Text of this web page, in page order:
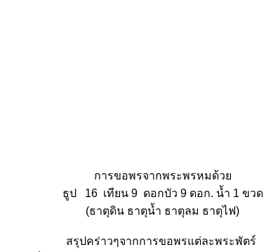
การขอพรจากพระพรหมด้ว
ธูป 16 เทียน 9 ดอกบัว 9 ดอก. น้ำ 1 ขวด
(ธาตุดิน ธาตุน้ำ ธาตุลม ธาตุไฟ)
สรุปคร่าวๆจากการขอพรแต่ละพระพัตร์